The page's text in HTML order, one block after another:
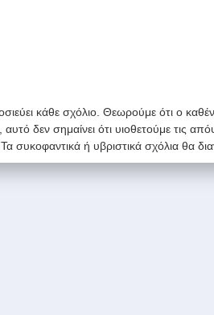
κάθε σχόλιο. Θεωρούμε ότι ο
δεν σημαίνει ότι υιοθετούμε τις
συκοφαντικά ή υβριστικά σχόλια θα